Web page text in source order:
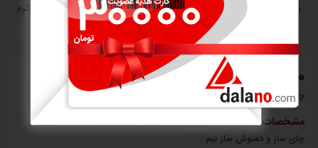
وزن
معرفی اجمالی
چای ساز بیم مدل TM2802
مشخصات
چای ساز و دمنوش ساز بیم